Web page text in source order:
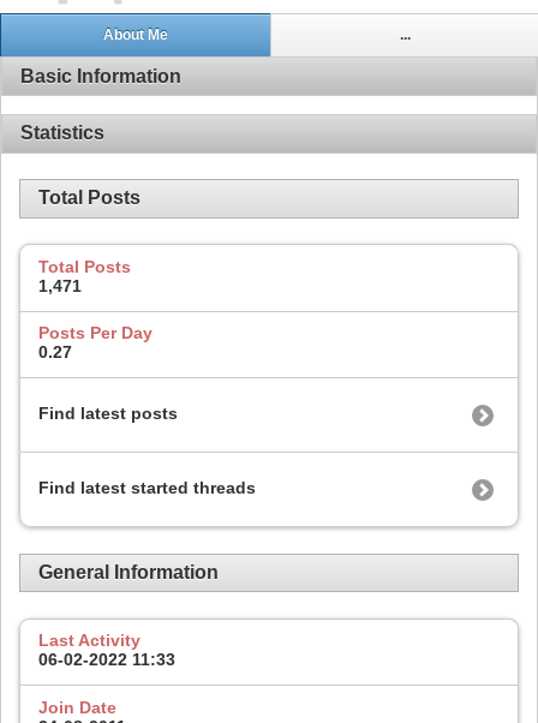
About Me ...
Basic Information
Statistics
Total Posts
Total Posts
1,471
Posts Per Day
0.27
Find latest posts
Find latest started threads
General Information
Last Activity
06-02-2022 11:33
Join Date